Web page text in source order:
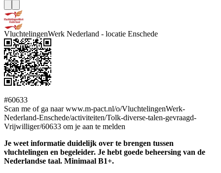
VluchtelingenWerk Nederland - locatie Enschede
#60633
Scan me of ga naar www.m-pact.nl/o/VluchtelingenWerk-
Nederland-Enschede/activiteiten/Tolk-diverse-talen-gevraagd-
Vrijwilliger/60633 om je aan te melden
Je weet informatie duidelijk over te brengen tussen
vluchtelingen en begeleider. Je hebt goede beheersing van de
Nederlandse taal. Minimaal B1+.